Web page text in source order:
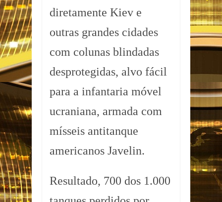
diretamente Kiev e
outras grandes cidades
com colunas blindadas
desprotegidas, alvo fácil
para a infantaria móvel
ucraniana, armada com
mísseis antitanque
americanos Javelin.
Resultado, 700 dos 1.000